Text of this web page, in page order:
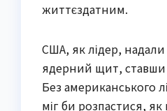
життєздатним.
США, як лідер, надали
ядерний щит,
Без американського
міг би розпастися,